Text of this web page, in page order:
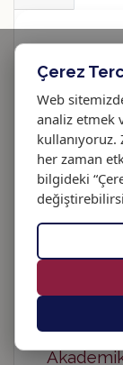
OSTİM
Güz
Çerez
Web
analiz etmek
kullanıyoruz.
her zaman
bilgideki